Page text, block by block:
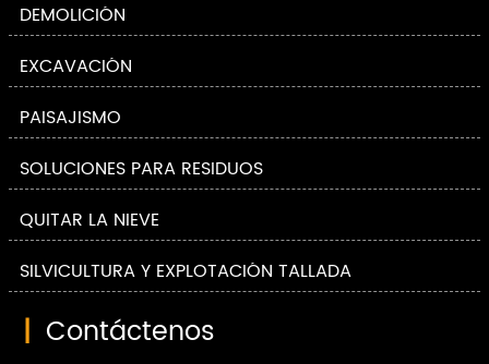
DEMOLICIÓN
EXCAVACIÓN
PAISAJISMO
SOLUCIONES PARA RESIDUOS
QUITAR LA NIEVE
SILVICULTURA Y EXPLOTACIÓN TALLADA
| Contáctenos